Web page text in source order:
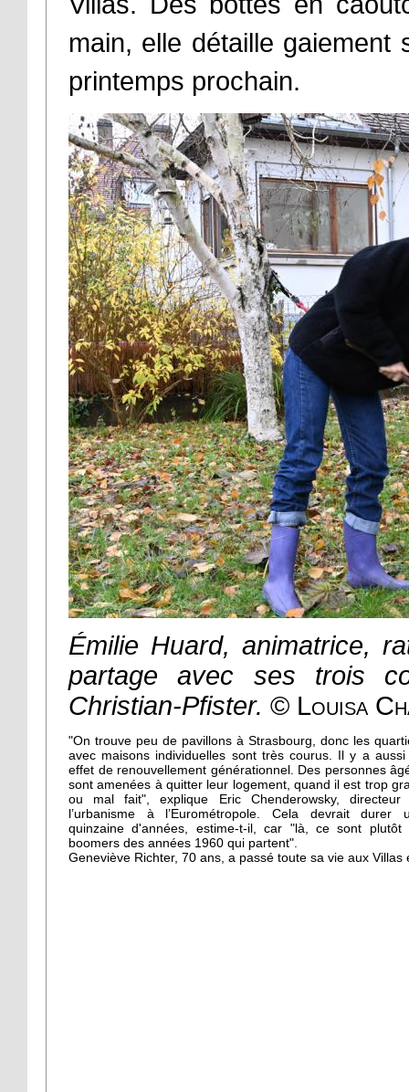
main, elle détaille
printemps prochain.
Émilie Huard, animatrice,
partage avec ses trois
Christian-Pfister. © Louisa
"On trouve peu de pavillons à Strasbourg, donc les
avec maisons individuelles sont très courus. Il y a aussi
effet de renouvellement générationnel. Des personnes
sont amenées à quitter leur logement, quand il est trop
ou mal fait", explique Eric Chenderowsky, directeur
l’urbanisme à l’Eurométropole. Cela devrait durer
quinzaine d'années, estime-t-il, car "là, ce sont plutôt
boomers des années 1960 qui partent".
Geneviève Richter, 70 ans, a passé toute sa vie aux Villas